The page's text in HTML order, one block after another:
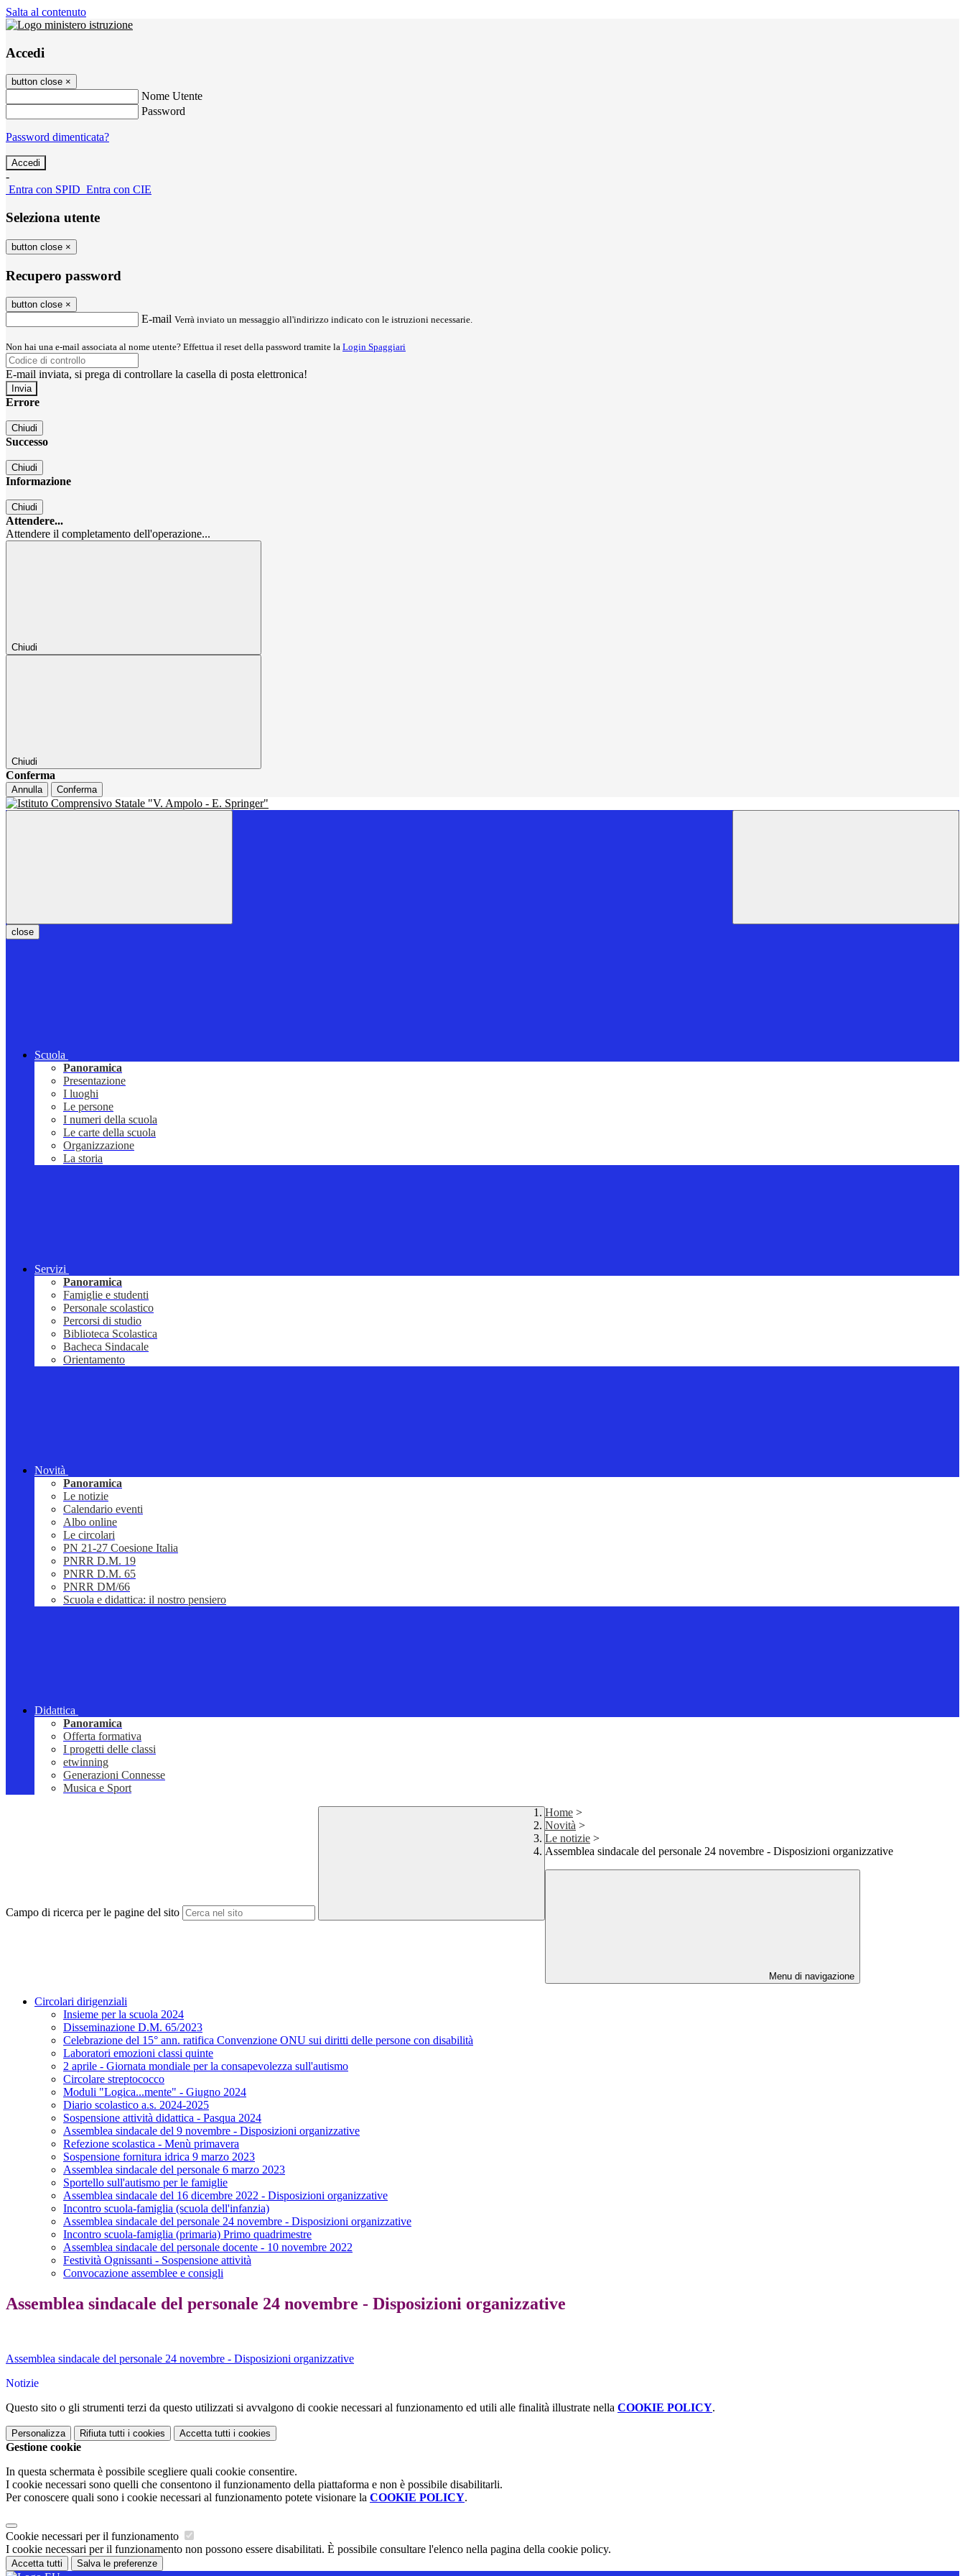
Salta al contenuto
Accedi
button close ×
Nome Utente
Password
Password dimenticata?
-
Entra con SPID Entra con CIE
Seleziona utente
button close ×
Recupero password
button close ×
E-mail Verrà inviato un messaggio all'indirizzo indicato con le istruzioni necessarie.
Non hai una e-mail associata al nome utente? Effettua il reset della password tramite la Login Spaggiari
E-mail inviata, si prega di controllare la casella di posta elettronica!
Errore
Chiudi
Successo
Chiudi
Informazione
Chiudi
Attendere...
Attendere il completamento dell'operazione...
Chiudi
Chiudi
Conferma
Annulla Conferma
close
Scuola
Panoramica
Presentazione
I luoghi
Le persone
I numeri della scuola
Le carte della scuola
Organizzazione
La storia
Servizi
Panoramica
Famiglie e studenti
Personale scolastico
Percorsi di studio
Biblioteca Scolastica
Bacheca Sindacale
Orientamento
Novità
Panoramica
Le notizie
Calendario eventi
Albo online
Le circolari
PN 21-27 Coesione Italia
PNRR D.M. 19
PNRR D.M. 65
PNRR DM/66
Scuola e didattica: il nostro pensiero
Didattica
Panoramica
Offerta formativa
I progetti delle classi
etwinning
Generazioni Connesse
Musica e Sport
Campo di ricerca per le pagine del sito
Home >
Novità >
Le notizie >
Assemblea sindacale del personale 24 novembre - Disposizioni organizzative
Menu di navigazione
Circolari dirigenziali
Insieme per la scuola 2024
Disseminazione D.M. 65/2023
Celebrazione del 15° ann. ratifica Convenzione ONU sui diritti delle persone con disabilità
Laboratori emozioni classi quinte
2 aprile - Giornata mondiale per la consapevolezza sull'autismo
Circolare streptococco
Moduli "Logica...mente" - Giugno 2024
Diario scolastico a.s. 2024-2025
Sospensione attività didattica - Pasqua 2024
Assemblea sindacale del 9 novembre - Disposizioni organizzative
Refezione scolastica - Menù primavera
Sospensione fornitura idrica 9 marzo 2023
Assemblea sindacale del personale 6 marzo 2023
Sportello sull'autismo per le famiglie
Assemblea sindacale del 16 dicembre 2022 - Disposizioni organizzative
Incontro scuola-famiglia (scuola dell'infanzia)
Assemblea sindacale del personale 24 novembre - Disposizioni organizzative
Incontro scuola-famiglia (primaria) Primo quadrimestre
Assemblea sindacale del personale docente - 10 novembre 2022
Festività Ognissanti - Sospensione attività
Convocazione assemblee e consigli
Assemblea sindacale del personale 24 novembre - Disposizioni organizzative
Assemblea sindacale del personale 24 novembre - Disposizioni organizzative
Notizie
Questo sito o gli strumenti terzi da questo utilizzati si avvalgono di cookie necessari al funzionamento ed utili alle finalità illustrate nella COOKIE POLICY.
Personalizza Rifiuta tutti i cookies Accetta tutti i cookies
Gestione cookie
In questa schermata è possibile scegliere quali cookie consentire.
I cookie necessari sono quelli che consentono il funzionamento della piattaforma e non è possibile disabilitarli.
Per conoscere quali sono i cookie necessari al funzionamento potete visionare la COOKIE POLICY.
Cookie necessari per il funzionamento
I cookie necessari per il funzionamento non possono essere disabilitati. È possibile consultare l'elenco nella pagina della cookie policy.
Accetta tutti Salva le preferenze